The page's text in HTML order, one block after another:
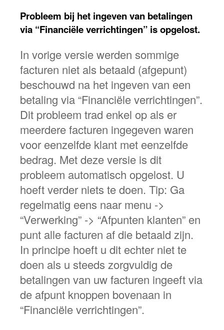
Probleem bij het ingeven van betalingen
via “Financiële verrichtingen” is opgelost.
In vorige versie werden sommige
facturen niet als betaald (afgepunt)
beschouwd na het ingeven van een
betaling via “Financiële verrichtingen”.
Dit probleem trad enkel op als er
meerdere facturen ingegeven waren
voor eenzelfde klant met eenzelfde
bedrag. Met deze versie is dit
probleem automatisch opgelost. U
hoeft verder niets te doen. Tip: Ga
regelmatig eens naar menu ->
“Verwerking” -> “Afpunten klanten” en
punt alle facturen af die betaald zijn.
In principe hoeft u dit echter niet te
doen als u steeds zorgvuldig de
betalingen van uw facturen ingeeft via
de afpunt knoppen bovenaan in
“Financiële verrichtingen”.